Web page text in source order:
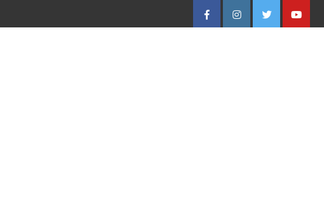
FacebookInstagramTwitterYoutube